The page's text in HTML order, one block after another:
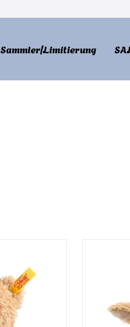
Sammler/Limitierung